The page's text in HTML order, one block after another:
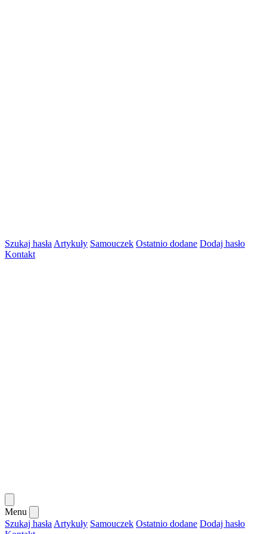
Szukaj hasła Artykuły Samouczek Ostatnio dodane Dodaj hasło
Kontakt
Menu
Szukaj hasła Artykuły Samouczek Ostatnio dodane Dodaj hasło